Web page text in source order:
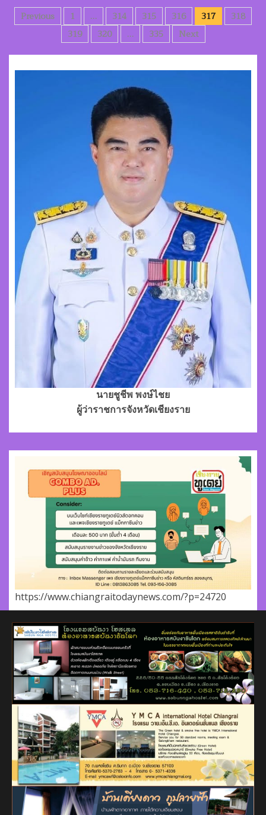
Posts
pagination
Previous 1 … 314 315 316 317
318
319
320 … 335 Next
นายชูชีพ พงษ์ไชย
ผู้ว่าราชการจังหวัดเชียงราย
https://www.chiangraitodaynews.com/?p=24720